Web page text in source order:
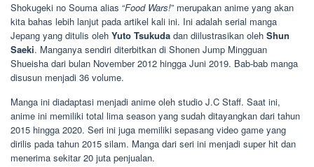
Shokugeki no Souma alias “Food Wars!” merupakan anime yang akan
kita bahas lebih lanjut pada artikel kali ini. Ini adalah serial manga
Jepang yang ditulis oleh Yuto Tsukuda dan diilustrasikan oleh Shun
Saeki. Manganya sendiri diterbitkan di Shonen Jump Mingguan
Shueisha dari bulan November 2012 hingga Juni 2019. Bab-bab manga
disusun menjadi 36 volume.
Manga ini diadaptasi menjadi anime oleh studio J.C Staff. Saat ini,
anime ini memiliki total lima season yang sudah ditayangkan dari tahun
2015 hingga 2020. Seri ini juga memiliki sepasang video game yang
dirilis pada tahun 2015 silam. Manga dari seri ini menjadi super hit dan
menerima sekitar 20 juta penjualan.